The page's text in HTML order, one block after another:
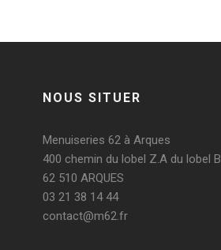
NOUS SITUER
Menuiseries 62 à Arques
400 chemin du lobel Z.A du lobel B
62 510 ARQUES
03 21 38 14 44
contact@m62.fr